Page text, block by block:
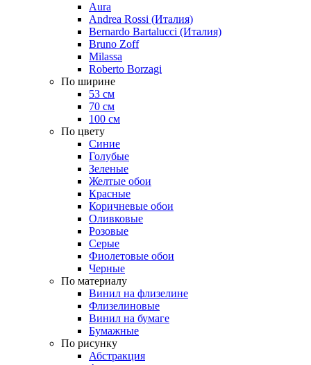
Aura
Andrea Rossi (Италия)
Bernardo Bartalucci (Италия)
Bruno Zoff
Milassa
Roberto Borzagi
По ширине
53 см
70 см
100 см
По цвету
Синие
Голубые
Зеленые
Желтые обои
Красные
Коричневые обои
Оливковые
Розовые
Серые
Фиолетовые обои
Черные
По материалу
Винил на флизелине
Флизелиновые
Винил на бумаге
Бумажные
По рисунку
Абстракция